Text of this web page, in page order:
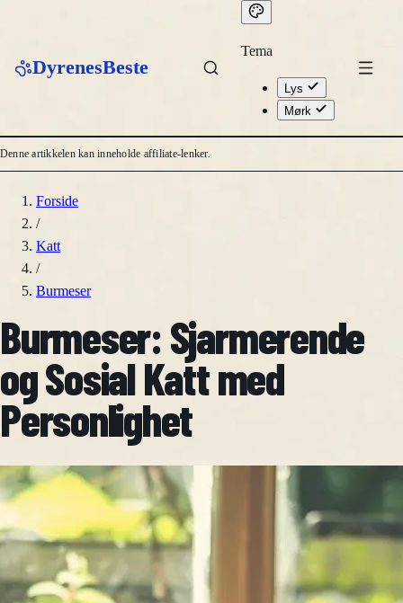
DyrenesBeste
Tema
Lys
Mørk
Denne artikkelen kan inneholde affiliate-lenker.
Forside
/
Katt
/
Burmeser
Burmeser: Sjarmerende
og Sosial Katt med
Personlighet